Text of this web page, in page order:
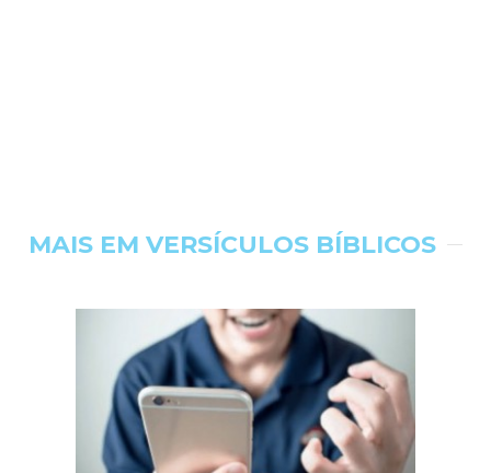
MAIS EM VERSÍCULOS BÍBLICOS